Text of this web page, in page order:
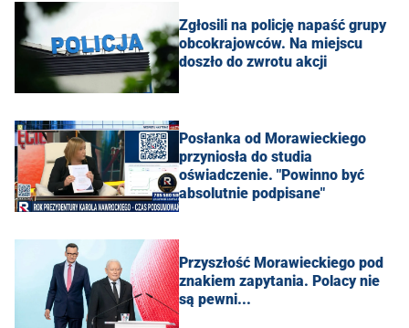
Zgłosili na policję napaść grupy
obcokrajowców. Na miejscu
doszło do zwrotu akcji
Posłanka od Morawieckiego
przyniosła do studia
oświadczenie. "Powinno być
absolutnie podpisane"
Przyszłość Morawieckiego pod
znakiem zapytania. Polacy nie
są pewni...